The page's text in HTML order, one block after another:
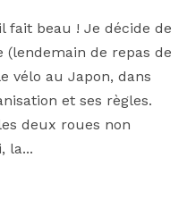
fait beau ! Je décide de
de repas de
vélo au Japon, dans
et ses règles.
deux roues non
la...